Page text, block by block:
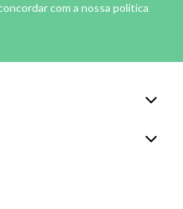
com a nossa política